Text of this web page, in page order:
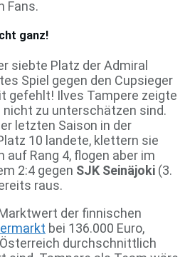
Fans.
ganz!
siebte Platz der Admiral
Spiel gegen den Cupsieger
gefehlt! Ilves Tampere zeigte
zu unterschätzen sind.
letzten Saison in der
10 landete, klettern sie
auf Rang 4, flogen aber im
2:4 gegen SJK Seinäjoki (3.
raus.
der finnischen
bei 136.000 Euro,
durchschnittlich